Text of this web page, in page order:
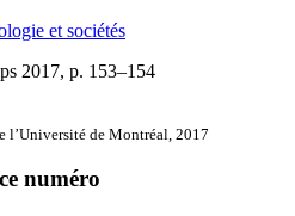
et sociétés
2017, p. 153–154
l’Université de Montréal, 2017
numéro